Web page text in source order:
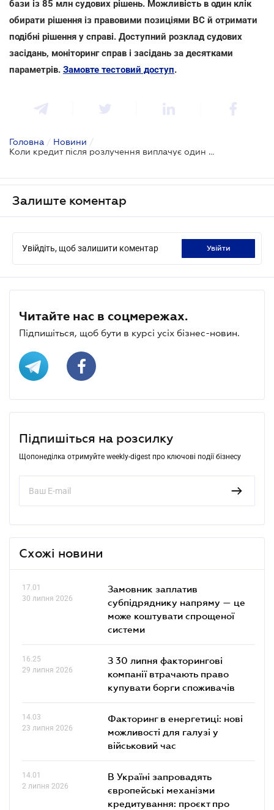
бази із 85 млн судових рішень. Можливість в один клік
обирати рішення із правовими позиціями ВС й отримати
подібні рішення у справі. Доступний розклад судових
засідань, моніторинг справ і засідань за десятками
параметрів. Замовте тестовий доступ.
Головна / Новини /
Коли кредит після розлучення виплачує один з подружжя, а не обоє
Залиште коментар
Увійдіть, щоб залишити коментар увійти
Читайте нас в соцмережах.
Підпишіться, щоб бути в курсі усіх бізнес-новин.
Підпишіться на розсилку
Щопонеділка отримуйте weekly-digest про ключові події бізнесу
Схожі новини
17.01
30 липня 2026
Замовник заплатив
субпідряднику напряму — це
може коштувати спрощеної
системи
16.25
29 липня 2026
З 30 липня факторингові
компанії втрачають право
купувати борги споживачів
14.03
23 липня 2026
Факторинг в енергетиці: нові
можливості для галузі у
військовий час
14.01
2 липня 2026
В Україні запровадять
європейські механізми
кредитування: проєкт про